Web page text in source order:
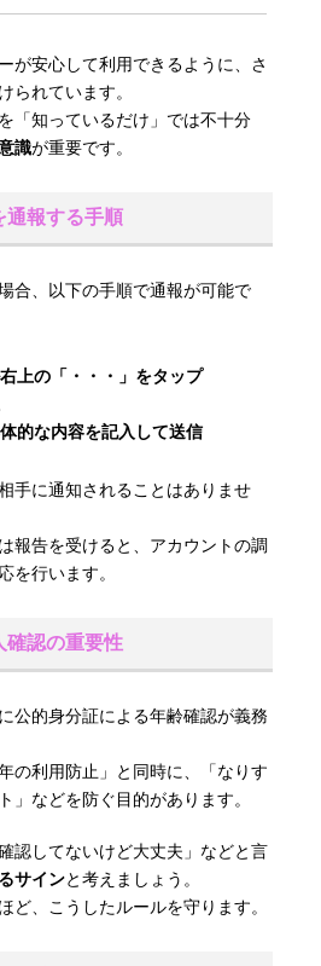
が安心して利用できるように、さ
られています。
「知っているだけ」では不十分
識が重要です。
通報する手順
合、以下の手順で通報が可能で
上の「・・・」をタップ
的な内容を記入して送信
手に通知されることはありませ
報告を受けると、アカウントの調
を行います。
確認の重要性
公的身分証による年齢確認が義務
の利用防止」と同時に、「なりす
」などを防ぐ目的があります。
認してないけど大丈夫」などと言
サインと考えましょう。
ど、こうしたルールを守ります。